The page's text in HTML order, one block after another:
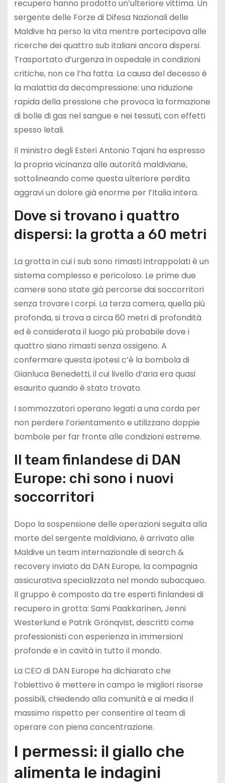
recupero hanno prodotto un’ulteriore vittima. Un
sergente delle Forze di Difesa Nazionali delle
Maldive ha perso la vita mentre partecipava alle
ricerche dei quattro sub italiani ancora dispersi.
Trasportato d’urgenza in ospedale in condizioni
critiche, non ce l’ha fatta. La causa del decesso è
la malattia da decompressione: una riduzione
rapida della pressione che provoca la formazione
di bolle di gas nel sangue e nei tessuti, con effetti
spesso letali.
Il ministro degli Esteri Antonio Tajani ha espresso
la propria vicinanza alle autorità maldiviane,
sottolineando come questa ulteriore perdita
aggravi un dolore già enorme per l’Italia intera.
Dove si trovano i quattro
dispersi: la grotta a 60 metri
La grotta in cui i sub sono rimasti intrappolati è un
sistema complesso e pericoloso. Le prime due
camere sono state già percorse dai soccorritori
senza trovare i corpi. La terza camera, quella più
profonda, si trova a circa 60 metri di profondità
ed è considerata il luogo più probabile dove i
quattro siano rimasti senza ossigeno. A
confermare questa ipotesi c’è la bombola di
Gianluca Benedetti, il cui livello d’aria era quasi
esaurito quando è stato trovato.
I sommozzatori operano legati a una corda per
non perdere l’orientamento e utilizzano doppie
bombole per far fronte alle condizioni estreme.
Il team finlandese di DAN
Europe: chi sono i nuovi
soccorritori
Dopo la sospensione delle operazioni seguita alla
morte del sergente maldiviano, è arrivato alle
Maldive un team internazionale di search &
recovery inviato da DAN Europe, la compagnia
assicurativa specializzata nel mondo subacqueo.
Il gruppo è composto da tre esperti finlandesi di
recupero in grotta: Sami Paakkarinen, Jenni
Westerlund e Patrik Grönqvist, descritti come
professionisti con esperienza in immersioni
profonde e in cavità in tutto il mondo.
La CEO di DAN Europe ha dichiarato che
l’obiettivo è mettere in campo le migliori risorse
possibili, chiedendo alla comunità e ai media il
massimo rispetto per consentire al team di
operare con piena concentrazione.
I permessi: il giallo che
alimenta le indagini